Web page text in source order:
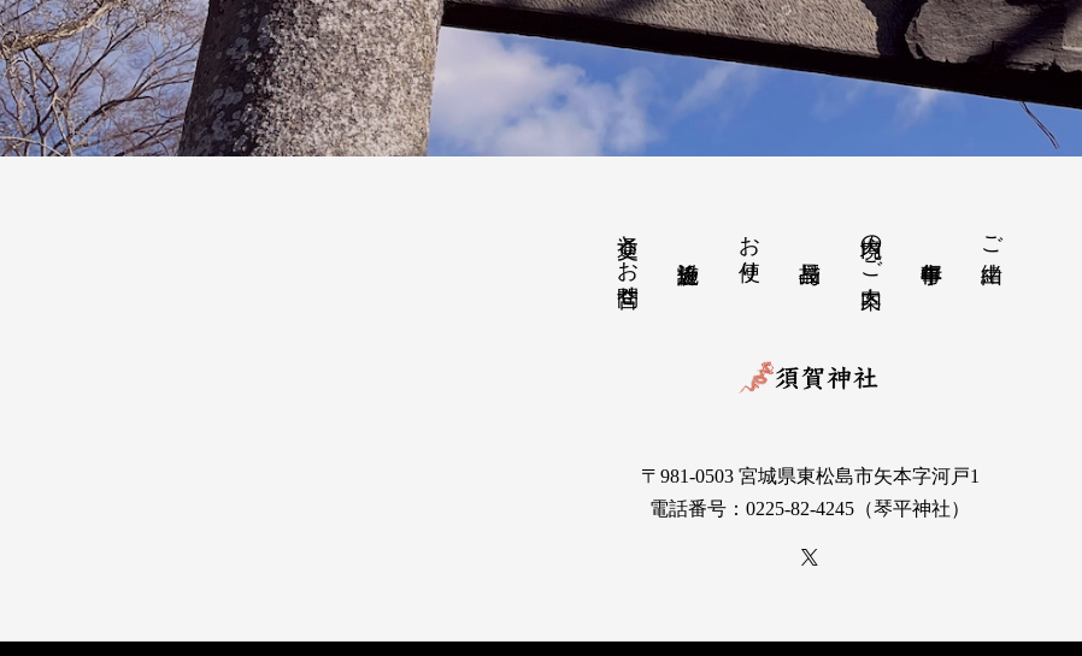
ご由緒
境内のご案内
お便り
交通とお問合せ
〒981-0503 宮城県東松島市矢本字河戸1
電話番号：0225-82-4245（琴平神社）